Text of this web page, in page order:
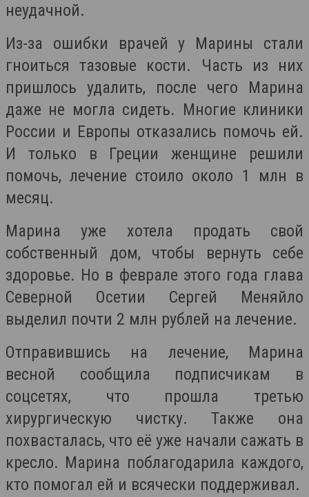
неудачной.
Из-за ошибки врачей у Марины стали
гноиться тазовые кости. Часть из них
пришлось удалить, после чего Марина
даже не могла сидеть. Многие клиники
России и Европы отказались помочь ей.
И только в Греции женщине решили
помочь, лечение стоило около 1 млн в
месяц.
Марина уже хотела продать свой
собственный дом, чтобы вернуть себе
здоровье. Но в феврале этого года глава
Северной Осетии Сергей Меняйло
выделил почти 2 млн рублей на лечение.
Отправившись на лечение, Марина
весной сообщила подписчикам в
соцсетях, что прошла третью
хирургическую чистку. Также она
похвасталась, что её уже начали сажать в
кресло. Марина поблагодарила каждого,
кто помогал ей и всячески поддерживал.